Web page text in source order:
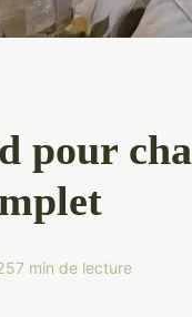
pour
7 min de lecture